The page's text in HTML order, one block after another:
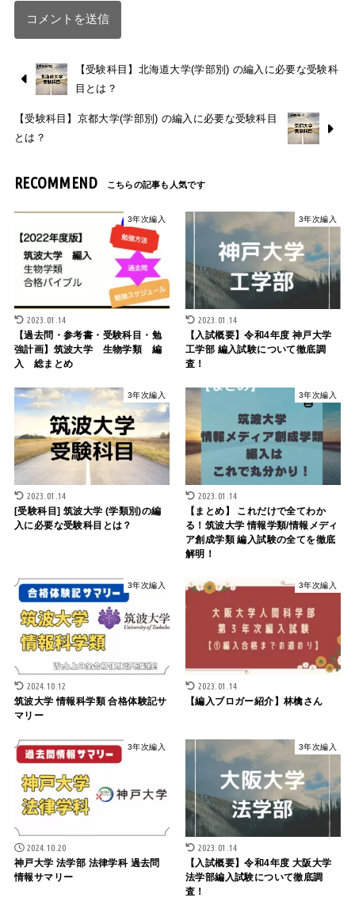
【受験科目】北海道大学(学部別) の編入に必要な受験科
目とは？
【受験科目】京都大学(学部別) の編入に必要な受験科目
とは？
RECOMMEND
3年次編入
2023.01.14
【過去問・参考書・受験科目・勉
強計画】筑波大学 生物学類 編
入 総まとめ
3年次編入
2023.01.14
【入試概要】令和4年度 神戸大学
工学部 編入試験について徹底調
査！
3年次編入
2023.01.14
[受験科目] 筑波大学 (学類別)の編
入に必要な受験科目とは？
3年次編入
2023.01.14
【まとめ】 これだけで全てわか
る！筑波大学 情報学類/情報メディ
ア創成学類 編入試験の全てを徹底
解明！
3年次編入
2024.10.12
筑波大学 情報科学類 合格体験記サ
マリー
3年次編入
2023.01.14
【編入ブロガー紹介】林檎さん
3年次編入
2024.10.20
神戸大学 法学部 法律学科 過去問
情報サマリー
3年次編入
2023.01.14
【入試概要】令和4年度 大阪大学
法学部編入試験について徹底調
査！